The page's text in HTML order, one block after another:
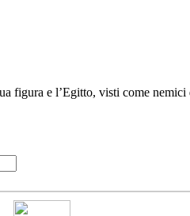
figura e l’Egitto, visti come nemici